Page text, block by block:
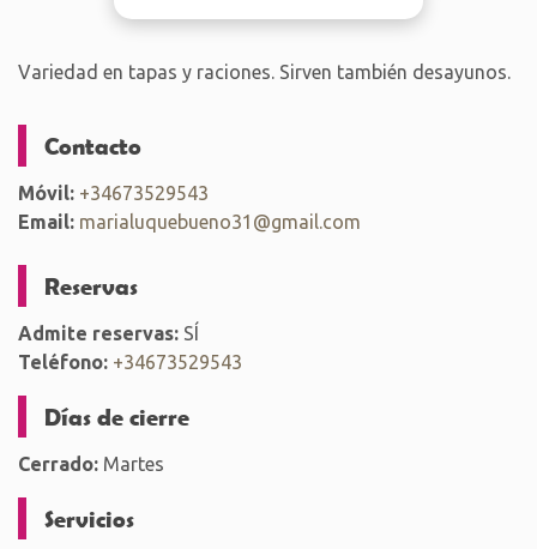
Variedad en tapas y raciones. Sirven también desayunos.
Contacto
Móvil: +34673529543
Email: marialuquebueno31@gmail.com
Reservas
Admite reservas: SÍ
Teléfono: +34673529543
Días de cierre
Cerrado: Martes
Servicios